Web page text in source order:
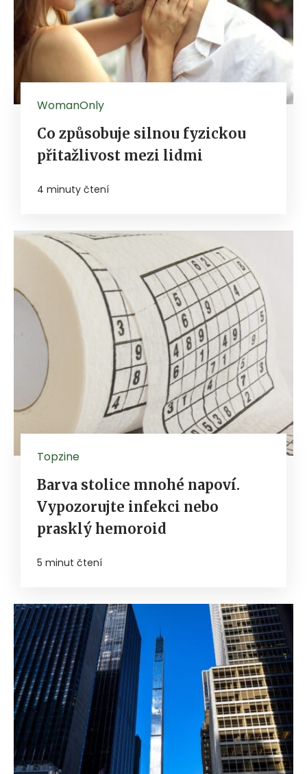
WomanOnly
Co způsobuje silnou fyzickou
přitažlivost mezi lidmi
4 minuty čtení
Topzine
Barva stolice mnohé napoví.
Vypozorujte infekci nebo
prasklý hemoroid
5 minut čtení